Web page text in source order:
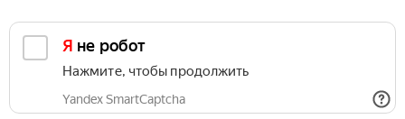
Я не робот
Нажмите, чтобы продолжить
Yandex SmartCaptcha